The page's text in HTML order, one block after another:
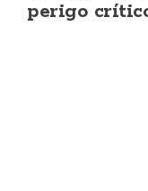
perigo